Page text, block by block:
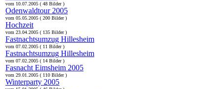
vom 10.07.2005 ( 48 Bilder )
Odenwaldtour 2005
vom 05.05.2005 ( 200 Bilder )
Hochzeit
vom 23.04.2005 ( 135 Bilder )
Fastnachtsumzug Hillesheim
vom 07.02.2005 ( 11 Bilder )
Fastnachtsumzug Hillesheim
vom 07.02.2005 ( 14 Bilder )
Fasnacht Eimsheim 2005
vom 29.01.2005 ( 110 Bilder )
Winterparty 2005